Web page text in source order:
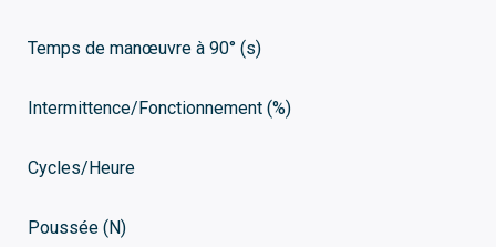
Temps de manœuvre à 90° (s)
Intermittence/Fonctionnement (%)
Cycles/Heure
Poussée (N)